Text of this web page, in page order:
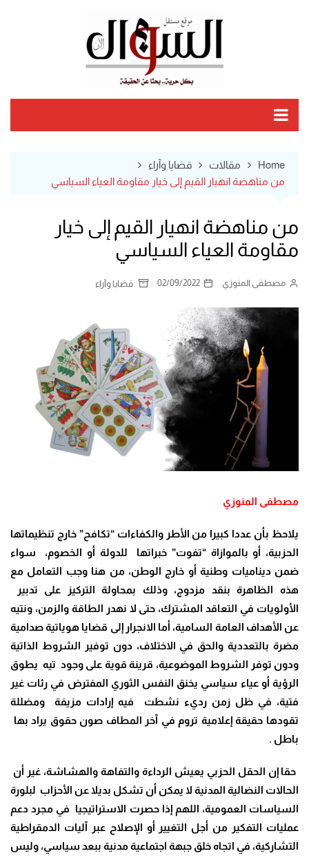
Home مقالات
قضايا وآراء
من مناهضة انهيار القيم إلى خيار مقاومة العياء السياسي
من مناهضة انهيار القيم إلى خيار
مقاومة العياء السياسي
مصطفى المنوزي 02/09/2022 قضايا وآراء
مصطفى المنوزي
يلاحظ بأن عددا كبيرا من الأطر والكفاءات “تكافح” خارج تنظيماتها
الحزبية، أو بالموازاة “تفوت” خبراتها للدولة أو الخصوم، سواء
ضمن ديناميات وطنية أو خارج الوطن، من هنا وجب التعامل مع
هذه الظاهرة بنقد مزدوج، وذلك بمحاولة التركيز على تدبير
الأولويات في التعاقد المشترك، حتى لا نهدر الطاقة والزمن، ونتيه
عن الأهداف العامة السامية، أما الانجرار إلى قضايا هوياتية صدامية
مضرة بالتعددية والحق في الاختلاف، دون توفير الشروط الذاتية
ودون توفر الشروط الموضوعية، قرينة قوية على وجود تيه يطوق
الرؤية أو عياء سياسي يخنق النفس الثوري المفترض في رئات غير
فتية، في ظل زمن رديء نشطت فيه إرادات مزيفة ومضللة
تقودها حقيقة إعلامية تروم في آخر المطاف صون حقوق يراد بها
باطل .
حقا إن الحقل الحزبي يعيش الرداءة والتفاهة والهشاشة، غير أن
الحالات النضالية المدنية لا يمكن أن تشكل بديلا عن الأحزاب لبلورة
السياسات العمومية، اللهم إذا حصرت الاستراتيجيا في مجرد دعم
عمليات التفكير من أجل التغيير أو الإصلاح عبر آليات الدمقراطية
التشاركية، في اتجاه خلق جبهة اجتماعية مدنية ببعد سياسي، وليس